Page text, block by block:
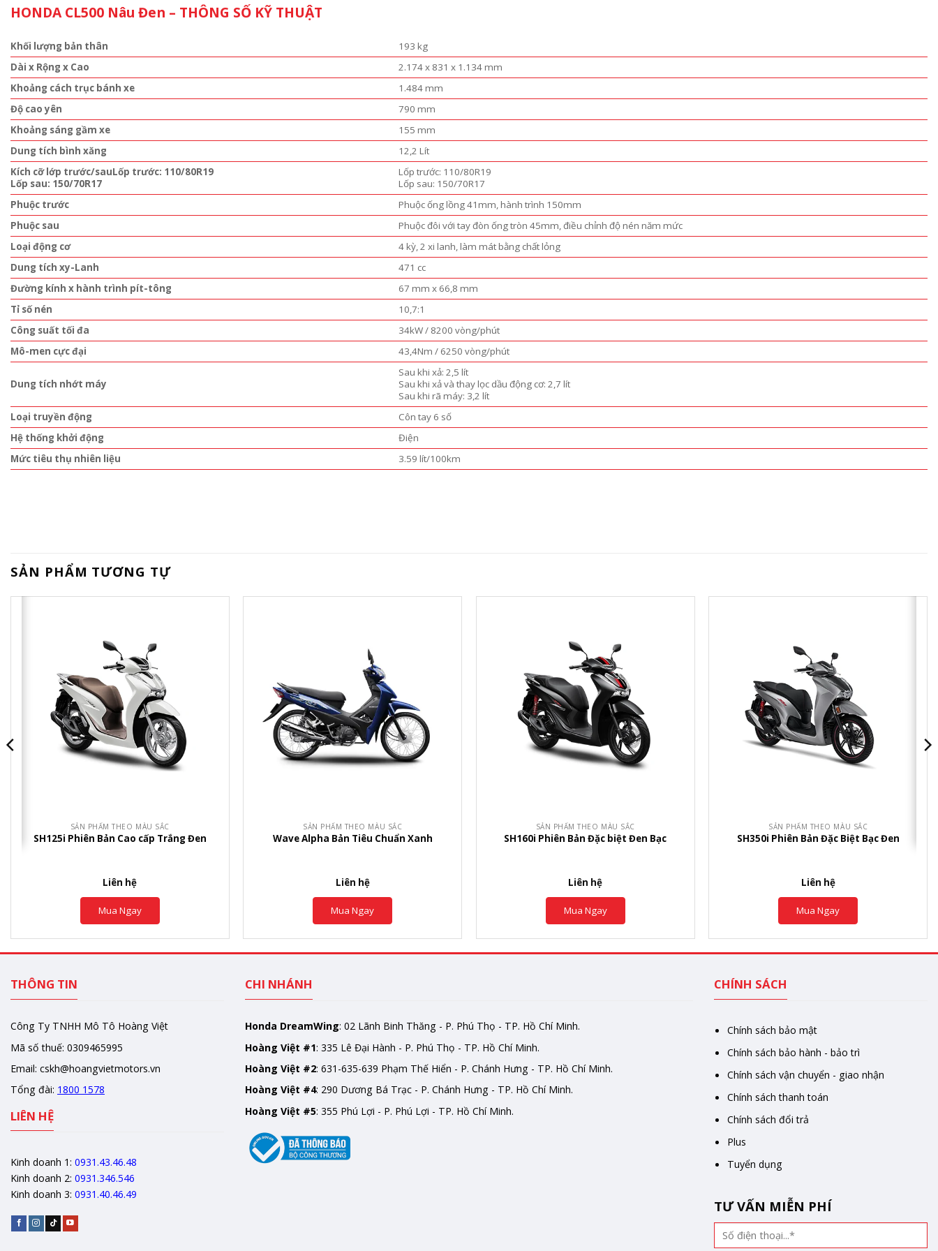
HONDA CL500 Nâu Đen – THÔNG SỐ KỸ THUẬT
Khối lượng bản thân
193 kg
Dài x Rộng x Cao
2.174 x 831 x 1.134 mm
Khoảng cách trục bánh xe
1.484 mm
Độ cao yên
790 mm
Khoảng sáng gầm xe
155 mm
Dung tích bình xăng
12,2 Lít
Kích cỡ lớp trước/sauLốp trước: 110/80R19
Lốp sau: 150/70R17
Lốp trước: 110/80R19
Lốp sau: 150/70R17
Phuộc trước
Phuộc ống lồng 41mm, hành trình 150mm
Phuộc sau
Phuộc đôi với tay đòn ống tròn 45mm, điều chỉnh độ nén năm mức
Loại động cơ
4 kỳ, 2 xi lanh, làm mát bằng chất lỏng
Dung tích xy-Lanh
471 cc
Đường kính x hành trình pít-tông
67 mm x 66,8 mm
Tỉ số nén
10,7:1
Công suất tối đa
34kW / 8200 vòng/phút
Mô-men cực đại
43,4Nm / 6250 vòng/phút
Dung tích nhớt máy
Sau khi xả: 2,5 lít
Sau khi xả và thay lọc dầu động cơ: 2,7 lít
Sau khi rã máy: 3,2 lít
Loại truyền động
Côn tay 6 số
Hệ thống khởi động
Điện
Mức tiêu thụ nhiên liệu
3.59 lít/100km
SẢN PHẨM TƯƠNG TỰ
SẢN PHẨM THEO MÀU SẮC
SH125i Phiên Bản Cao cấp Trắng Đen
Liên hệ
Mua Ngay
SẢN PHẨM THEO MÀU SẮC
Wave Alpha Bản Tiêu Chuẩn Xanh
Liên hệ
Mua Ngay
SẢN PHẨM THEO MÀU SẮC
SH160i Phiên Bản Đặc biệt Đen Bạc
Liên hệ
Mua Ngay
SẢN PHẨM THEO MÀU SẮC
SH350i Phiên Bản Đặc Biệt Bạc Đen
Liên hệ
Mua Ngay
THÔNG TIN
Công Ty TNHH Mô Tô Hoàng Việt
Mã số thuế: 0309465995
Email: cskh@hoangvietmotors.vn
Tổng đài: 1800 1578
LIÊN HỆ
Kinh doanh 1: 0931.43.46.48
Kinh doanh 2: 0931.346.546
Kinh doanh 3: 0931.40.46.49
CHI NHÁNH
Honda DreamWing: 02 Lãnh Binh Thăng - P. Phú Thọ - TP. Hồ Chí Minh.
Hoàng Việt #1: 335 Lê Đại Hành - P. Phú Thọ - TP. Hồ Chí Minh.
Hoàng Việt #2: 631-635-639 Phạm Thế Hiển - P. Chánh Hưng - TP. Hồ Chí Minh.
Hoàng Việt #4: 290 Dương Bá Trạc - P. Chánh Hưng - TP. Hồ Chí Minh.
Hoàng Việt #5: 355 Phú Lợi - P. Phú Lợi - TP. Hồ Chí Minh.
CHÍNH SÁCH
Chính sách bảo mật
Chính sách bảo hành - bảo trì
Chính sách vận chuyển - giao nhận
Chính sách thanh toán
Chính sách đổi trả
Plus
Tuyển dụng
TƯ VẤN MIỄN PHÍ